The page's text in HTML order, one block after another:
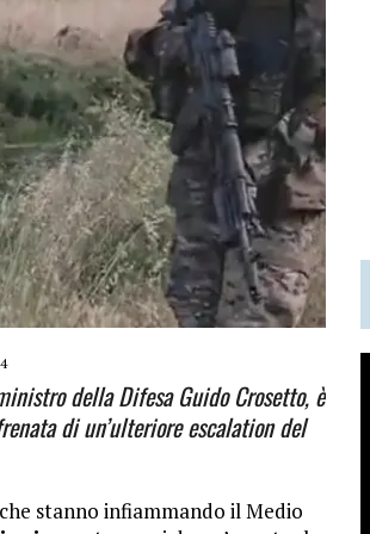
della Difesa Guido Crosetto, è
di un’ulteriore escalation del
stanno infiammando il Medio